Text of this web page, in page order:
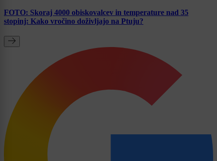
FOTO: Skoraj 4000 obiskovalcev in temperature nad 35
stopinj: Kako vročino doživljajo na Ptuju?